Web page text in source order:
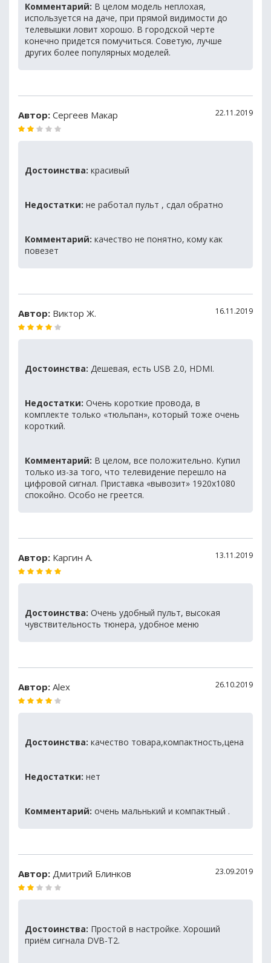
Комментарий: В целом модель неплохая,
используется на даче, при прямой видимости до
телевышки ловит хорошо. В городской черте
конечно придется помучиться. Советую, лучше
других более популярных моделей.
Автор: Сергеев Макар 22.11.2019
Достоинства: красивый
Недостатки: не работал пульт , сдал обратно
Комментарий: качество не понятно, кому как
повезет
Автор: Виктор Ж. 16.11.2019
Достоинства: Дешевая, есть USB 2.0, HDMI.
Недостатки: Очень короткие провода, в
комплекте только «тюльпан», который тоже очень
короткий.
Комментарий: В целом, все положительно. Купил
только из-за того, что телевидение перешло на
цифровой сигнал. Приставка «вывозит» 1920х1080
спокойно. Особо не греется.
Автор: Каргин А. 13.11.2019
Достоинства: Очень удобный пульт, высокая
чувствительность тюнера, удобное меню
Автор: Alex 26.10.2019
Достоинства: качество товара,компактность,цена
Недостатки: нет
Комментарий: очень мальнький и компактный .
Автор: Дмитрий Блинков 23.09.2019
Достоинства: Простой в настройке. Хороший
приём сигнала DVB-T2.